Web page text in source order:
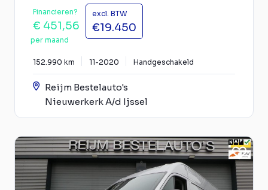
Financieren?
€ 451,56
per maand
excl. BTW
€19.450
152.990 km 11-2020 Handgeschakeld
Reijm Bestelauto's
Nieuwerkerk A/d Ijssel